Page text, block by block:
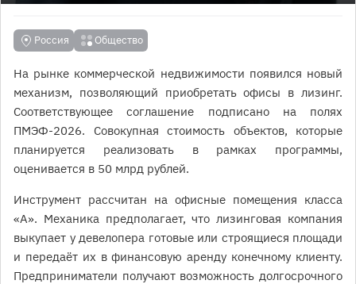
Россия Общество
На рынке коммерческой недвижимости появился новый
механизм, позволяющий приобретать офисы в лизинг.
Соответствующее соглашение подписано на полях
ПМЭФ-2026. Совокупная стоимость объектов, которые
планируется реализовать в рамках программы,
оценивается в 50 млрд рублей.
Инструмент рассчитан на офисные помещения класса
«А». Механика предполагает, что лизинговая компания
выкупает у девелопера готовые или строящиеся площади
и передаёт их в финансовую аренду конечному клиенту.
Предприниматели получают возможность долгосрочного